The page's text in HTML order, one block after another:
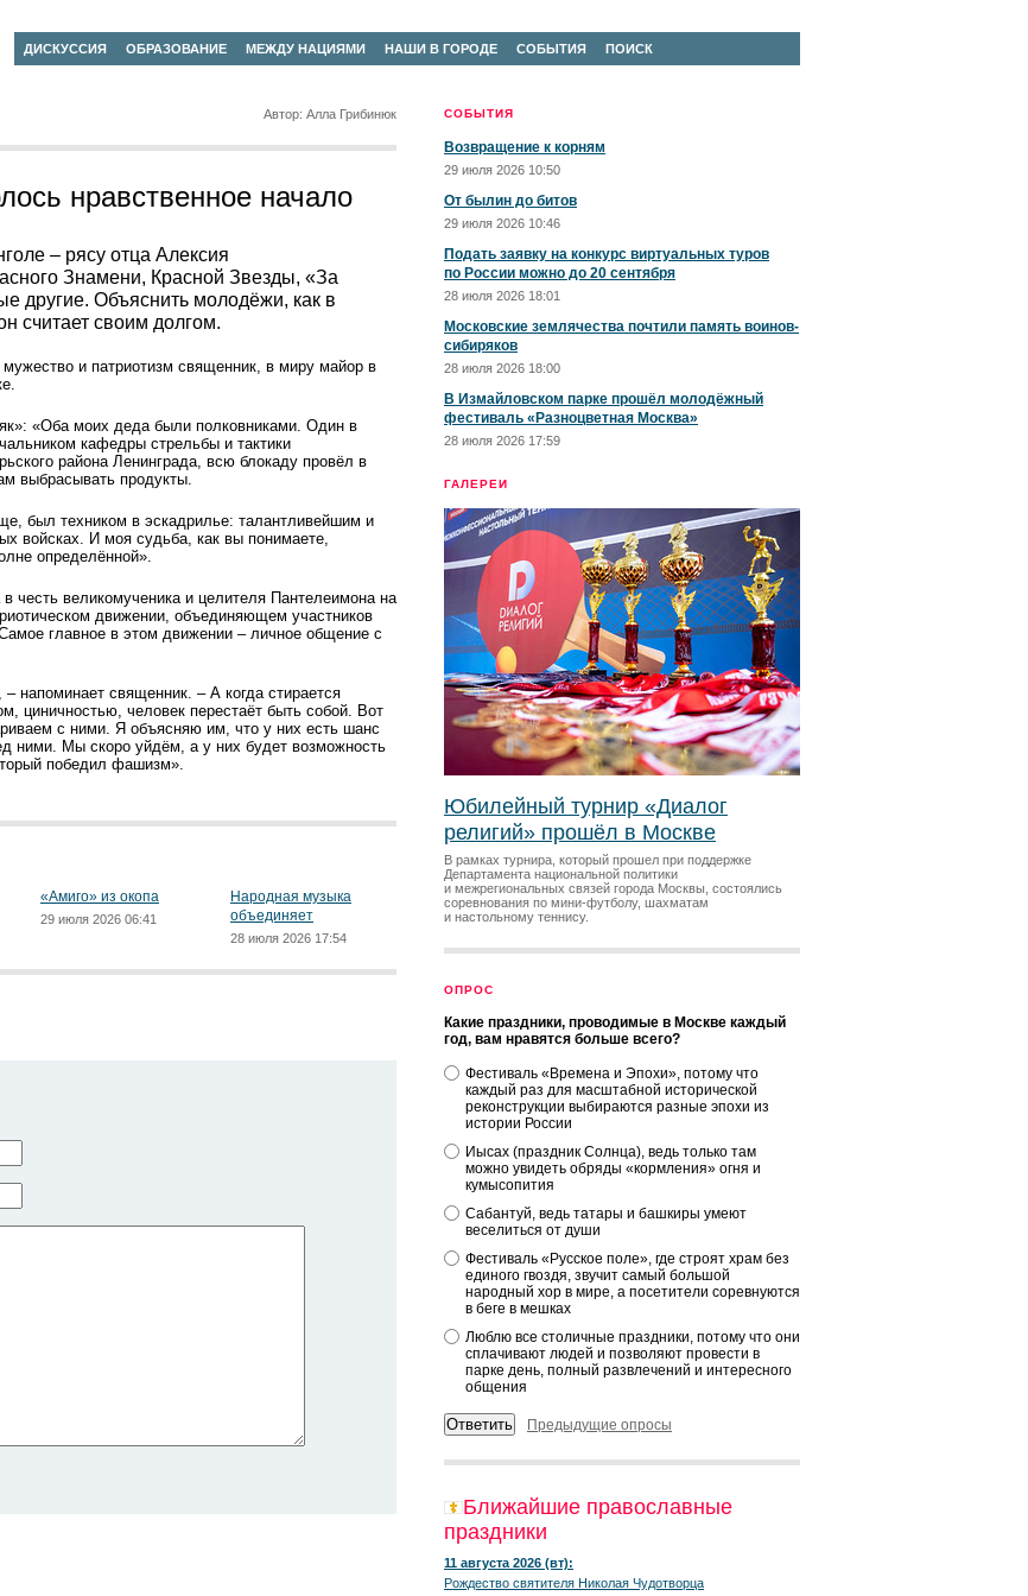
ДИСКУССИЯ ОБРАЗОВАНИЕ МЕЖДУ НАЦИЯМИ НАШИ В ГОРОДЕ СОБЫТИЯ ПОИСК
СОБЫТИЯ
Возвращение к корням
29 июля 2026 10:50
От былин до битов
29 июля 2026 10:46
Подать заявку на конкурс виртуальных туров
по России можно до 20 сентября
28 июля 2026 18:01
Московские землячества почтили память воинов-
сибиряков
28 июля 2026 18:00
В Измайловском парке прошёл молодёжный
фестиваль «Разноцветная Москва»
28 июля 2026 17:59
ГАЛЕРЕИ
Юбилейный турнир «Диалог
религий» прошёл в Москве
В рамках турнира, который прошел при поддержке
Департамента национальной политики
и межрегиональных связей города Москвы, состоялись
соревнования по мини-футболу, шахматам
и настольному теннису.
ОПРОС
Какие праздники, проводимые в Москве каждый
год, вам нравятся больше всего?
Фестиваль «Времена и Эпохи», потому что
каждый раз для масштабной исторической
реконструкции выбираются разные эпохи из
истории России
Иысах (праздник Солнца), ведь только там
можно увидеть обряды «кормления» огня и
кумысопития
Сабантуй, ведь татары и башкиры умеют
веселиться от души
Фестиваль «Русское поле», где строят храм без
единого гвоздя, звучит самый большой
народный хор в мире, а посетители соревнуются
в беге в мешках
Люблю все столичные праздники, потому что они
сплачивают людей и позволяют провести в
парке день, полный развлечений и интересного
общения
Предыдущие опросы
Ближайшие православные
праздники
11 августа 2026 (вт):
Рождество святителя Николая Чудотворца
Автор: Алла Грибинюк
нравственное начало
– рясу отца Алексия
Знамени, Красной Звезды, «За
другие. Объяснить молодёжи, как в
считает своим долгом.
и патриотизм священник, в миру майор в
«Оба моих деда были полковниками. Один в
кафедры стрельбы и тактики
района Ленинграда, всю блокаду провёл в
выбрасывать продукты.
был техником в эскадрилье: талант­ливейшим и
войсках. И моя судьба, как вы понимаете,
определённой».
честь великомученика и целителя Пантелеимона на
движении, объединяющем участников
главное в этом движении – личное общение с
напоминает священник. – А когда стирается
циничностью, человек перестаёт быть собой. Вот
с ними. Я объясняю им, что у них есть шанс
ними. Мы скоро уйдём, а у них будет возможность
победил фашизм».
«Амиго» из окопа
29 июля 2026 06:41
Народная музыка
объединяет
28 июля 2026 17:54